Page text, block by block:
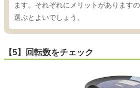
ます。それぞれにメリットがあります
選ぶとよいでしょう。
【5】回転数をチェック